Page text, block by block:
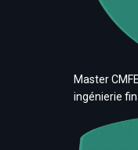
Master
ingénierie